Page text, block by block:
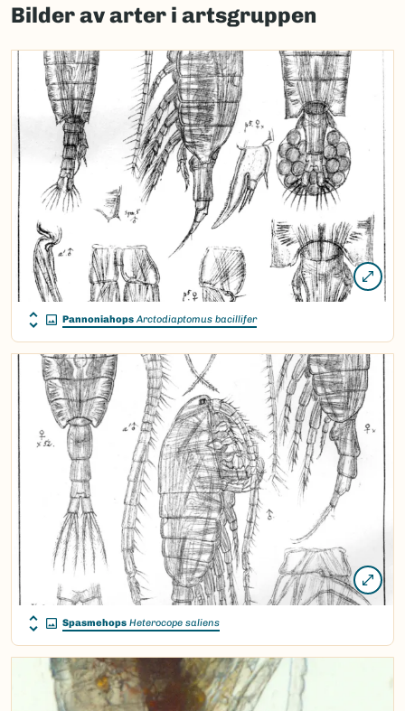
load
map.
Bilder av arter i artsgruppen
Pannoniahops Arctodiaptomus bacillifer
Spasmehops Heterocope saliens